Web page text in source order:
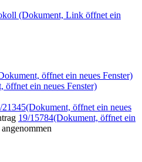
(Dokument, Link öffnet ein
öffnet ein neues Fenster)
öffnet ein neues Fenster)
21345(Dokument, öffnet ein neues
19/15784(Dokument, öffnet ein